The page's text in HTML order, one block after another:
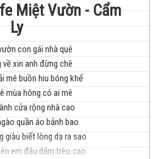
Miệt Vườn - Cẩm
Ly
con gái nhà quê
về xin anh đừng chê
mê buồn hiu bóng khế
mùa hông có ai mê
cửa rộng nhà cao
quần áo bảnh bao
giàu biết lòng dạ ra sao
em đâu dám trèo cao